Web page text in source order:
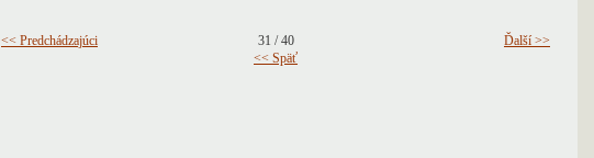
<< Predchádzajúci 31 / 40
Ďalší >>
<< Späť